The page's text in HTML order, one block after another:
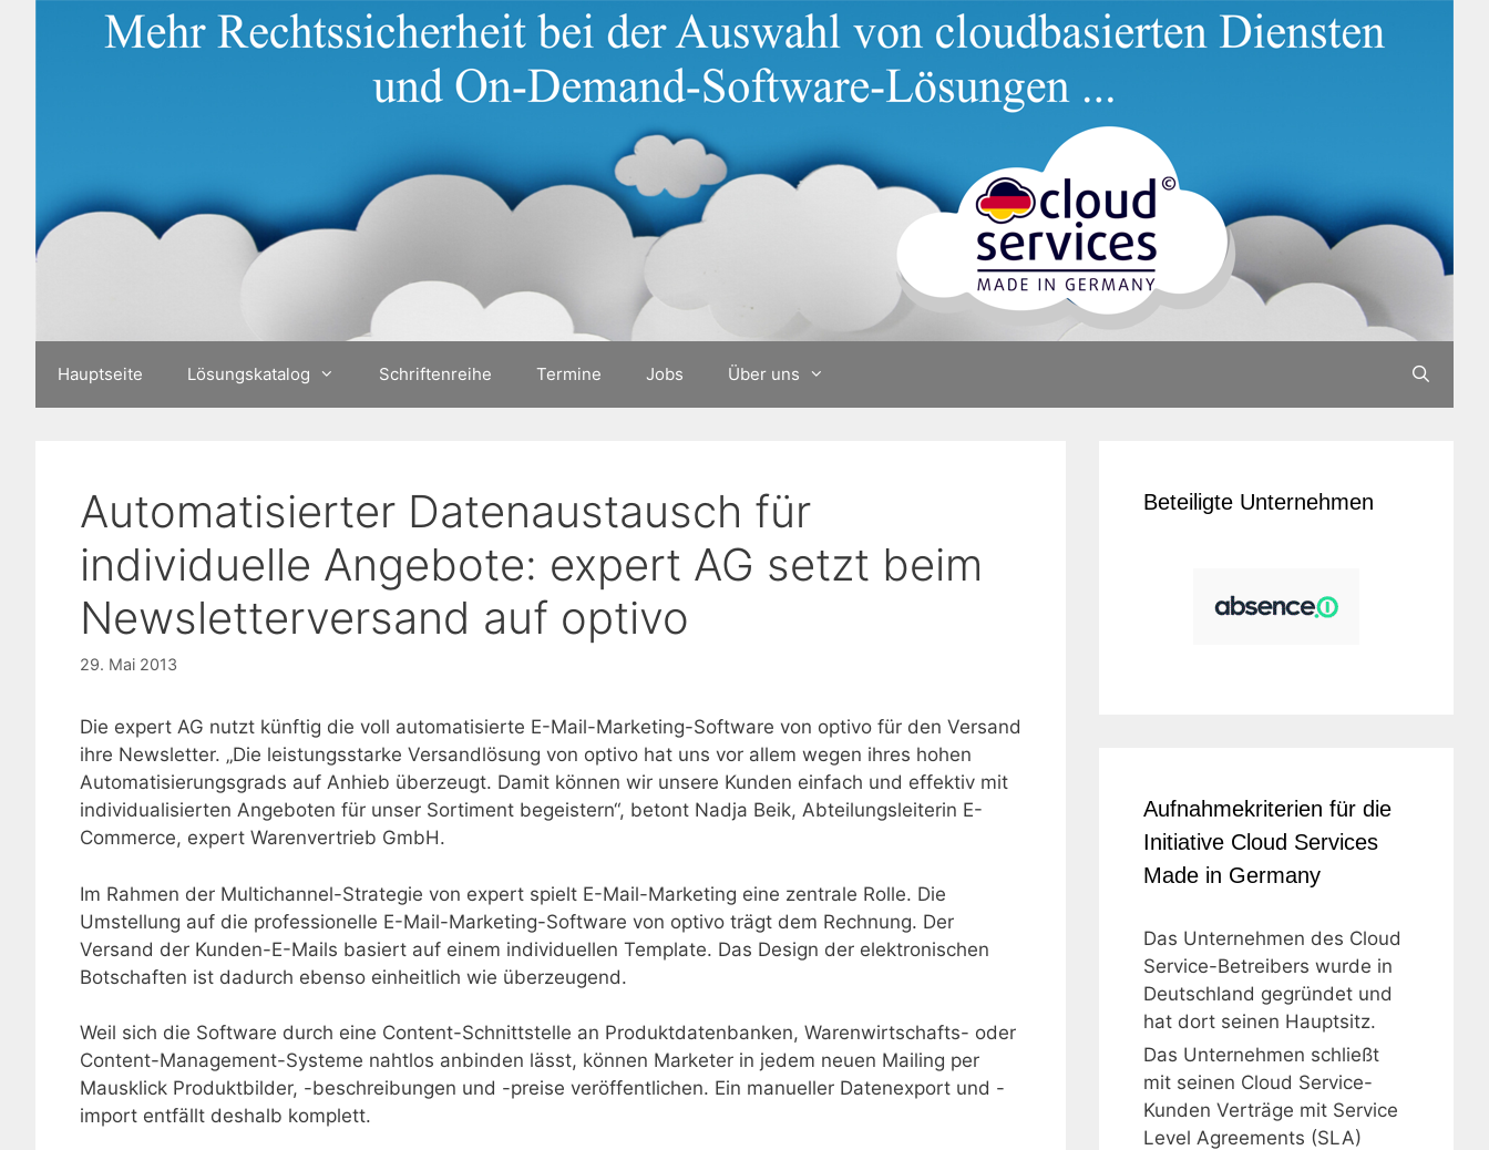
Hauptseite Lösungskatalog Schriftenreihe Termine Jobs Über uns
Automatisierter Datenaustausch für
individuelle Angebote: expert AG setzt beim
Newsletterversand auf optivo
29. Mai 2013
Die expert AG nutzt künftig die voll automatisierte E-Mail-Marketing-Software von optivo für den Versand
ihre Newsletter. „Die leistungsstarke Versandlösung von optivo hat uns vor allem wegen ihres hohen
Automatisierungsgrads auf Anhieb überzeugt. Damit können wir unsere Kunden einfach und effektiv mit
individualisierten Angeboten für unser Sortiment begeistern“, betont Nadja Beik, Abteilungsleiterin E-
Commerce, expert Warenvertrieb GmbH.
Im Rahmen der Multichannel-Strategie von expert spielt E-Mail-Marketing eine zentrale Rolle. Die
Umstellung auf die professionelle E-Mail-Marketing-Software von optivo trägt dem Rechnung. Der
Versand der Kunden-E-Mails basiert auf einem individuellen Template. Das Design der elektronischen
Botschaften ist dadurch ebenso einheitlich wie überzeugend.
Weil sich die Software durch eine Content-Schnittstelle an Produktdatenbanken, Warenwirtschafts- oder
Content-Management-Systeme nahtlos anbinden lässt, können Marketer in jedem neuen Mailing per
Mausklick Produktbilder, -beschreibungen und -preise veröffentlichen. Ein manueller Datenexport und -
import entfällt deshalb komplett.
Beteiligte Unternehmen
Aufnahmekriterien für die
Initiative Cloud Services
Made in Germany
Das Unternehmen des Cloud
Service-Betreibers wurde in
Deutschland gegründet und
hat dort seinen Hauptsitz.
Das Unternehmen schließt
mit seinen Cloud Service-
Kunden Verträge mit Service
Level Agreements (SLA)